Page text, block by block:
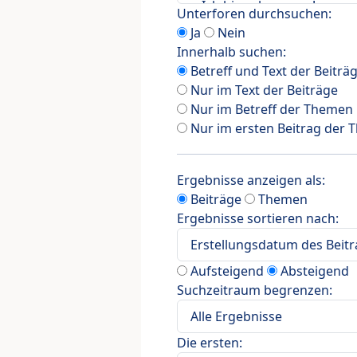
Unterforen durchsuchen:
Ja
Nein
Innerhalb suchen:
Betreff und Text der
Nur im Text der Beiträge
Nur im Betreff der Themen
Nur im ersten Beitrag der
Ergebnisse anzeigen als:
Beiträge
Themen
Ergebnisse sortieren nach:
Aufsteigend
Absteigend
Suchzeitraum begrenzen:
Die ersten: